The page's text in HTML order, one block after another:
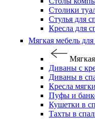
Столики
Стулья для
Кресла для
Мягкая мебель
Диваны с
Диваны в
Кресла
Пуфы и
Кушетки в
Тахты в